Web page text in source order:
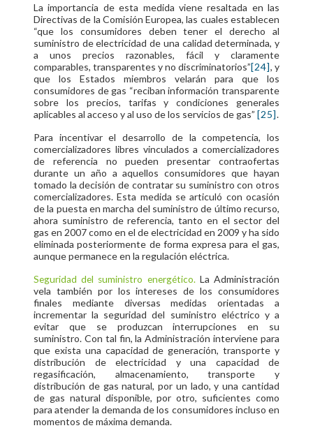
La importancia de esta medida viene resaltada en las
Directivas de la Comisión Europea, las cuales establecen
“que los consumidores deben tener el derecho al
suministro de electricidad de una calidad determinada, y
a unos precios razonables, fácil y claramente
comparables, transparentes y no discriminatorios”[24], y
que los Estados miembros velarán para que los
consumidores de gas “reciban información transparente
sobre los precios, tarifas y condiciones generales
aplicables al acceso y al uso de los servicios de gas” [25].
Para incentivar el desarrollo de la competencia, los
comercializadores libres vinculados a comercializadores
de referencia no pueden presentar contraofertas
durante un año a aquellos consumidores que hayan
tomado la decisión de contratar su suministro con otros
comercializadores. Esta medida se articuló con ocasión
de la puesta en marcha del suministro de último recurso,
ahora suministro de referencia, tanto en el sector del
gas en 2007 como en el de electricidad en 2009 y ha sido
eliminada posteriormente de forma expresa para el gas,
aunque permanece en la regulación eléctrica.
Seguridad del suministro energético. La Administración
vela también por los intereses de los consumidores
finales mediante diversas medidas orientadas a
incrementar la seguridad del suministro eléctrico y a
evitar que se produzcan interrupciones en su
suministro. Con tal fin, la Administración interviene para
que exista una capacidad de generación, transporte y
distribución de electricidad y una capacidad de
regasificación, almacenamiento, transporte y
distribución de gas natural, por un lado, y una cantidad
de gas natural disponible, por otro, suficientes como
para atender la demanda de los consumidores incluso en
momentos de máxima demanda.